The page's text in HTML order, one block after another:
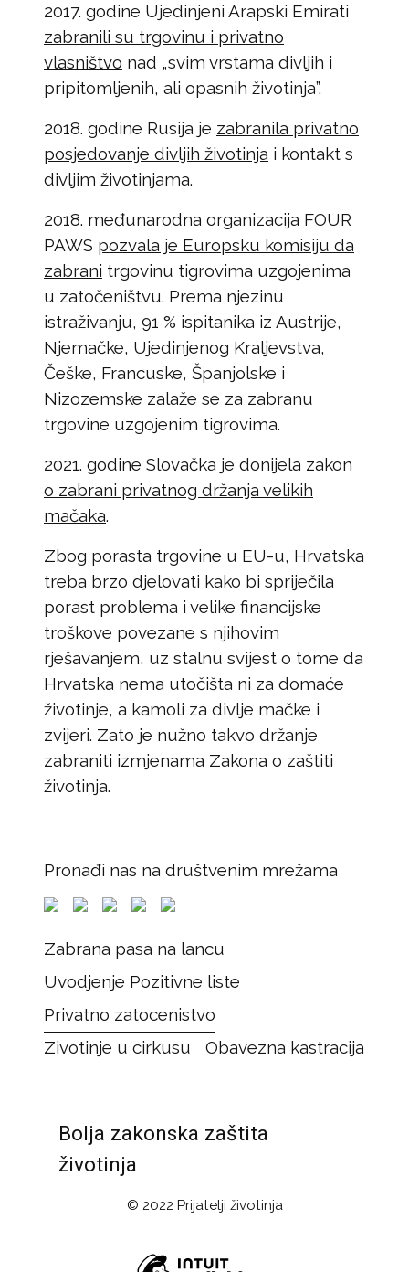
2017. godine Ujedinjeni Arapski Emirati
zabranili su trgovinu i privatno
vlasništvo nad „svim vrstama divljih i
pripitomljenih, ali opasnih životinja”.
2018. godine Rusija je zabranila privatno
posjedovanje divljih životinja i kontakt s
divljim životinjama.
2018. međunarodna organizacija FOUR
PAWS pozvala je Europsku komisiju da
zabrani trgovinu tigrovima uzgojenima
u zatočeništvu. Prema njezinu
istraživanju, 91 % ispitanika iz Austrije,
Njemačke, Ujedinjenog Kraljevstva,
Češke, Francuske, Španjolske i
Nizozemske zalaže se za zabranu
trgovine uzgojenim tigrovima.
2021. godine Slovačka je donijela zakon
o zabrani privatnog držanja velikih
mačaka.
Zbog porasta trgovine u EU-u, Hrvatska
treba brzo djelovati kako bi spriječila
porast problema i velike financijske
troškove povezane s njihovim
rješavanjem, uz stalnu svijest o tome da
Hrvatska nema utočišta ni za domaće
životinje, a kamoli za divlje mačke i
zvijeri. Zato je nužno takvo držanje
zabraniti izmjenama Zakona o zaštiti
životinja.
Pronađi nas na društvenim mrežama
Zabrana pasa na lancu
Uvodjenje Pozitivne liste
Privatno zatocenistvo
Zivotinje u cirkusu
Obavezna kastracija
Bolja zakonska zaštita
životinja
© 2022 Prijatelji životinja